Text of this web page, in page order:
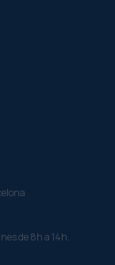
de 8h a 14h.